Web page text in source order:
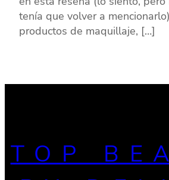
tenía que volver a
productos de maquillaje, […]
TOP